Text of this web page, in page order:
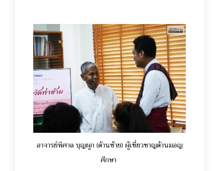
อาจารย์พิศาล บุญผูก (ด้านซ้าย) ผู้เชี่ยวชาญด้านมอญ
ศึกษา